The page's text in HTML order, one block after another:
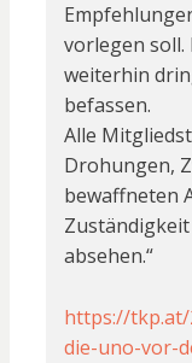
vorlegen soll.
weiterhin
befassen.
Alle
Drohungen,
bewaffneten
absehen.“
https://
die-uno-vor-